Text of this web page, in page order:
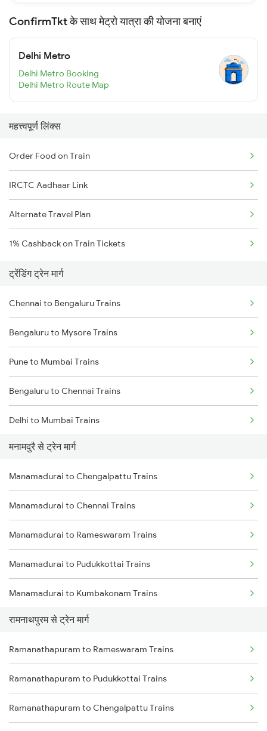
ConfirmTkt के साथ मेट्रो यात्रा की योजना बनाएं
Delhi Metro
Delhi Metro Booking
Delhi Metro Route Map
महत्त्वपूर्ण लिंक्स
Order Food on Train
IRCTC Aadhaar Link
Alternate Travel Plan
1% Cashback on Train Tickets
ट्रेंडिंग ट्रेन मार्ग
Chennai to Bengaluru Trains
Bengaluru to Mysore Trains
Pune to Mumbai Trains
Bengaluru to Chennai Trains
Delhi to Mumbai Trains
Mumbai to Pune Trains
Delhi to Jammu Trains
Mumbai to Delhi Trains
Mumbai to Goa Trains
Chennai to Coimbatore Trains
मनामदुरै से ट्रेन मार्ग
Manamadurai to Chengalpattu Trains
Manamadurai to Chennai Trains
Manamadurai to Rameswaram Trains
Manamadurai to Pudukkottai Trains
Manamadurai to Kumbakonam Trains
Manamadurai to Melmaruvathur Trains
Manamadurai to Madurai Trains
Manamadurai to Mayiladuthurai Trains
Manamadurai to Kanyakumari Trains
रामनाथपुरम से ट्रेन मार्ग
Ramanathapuram to Rameswaram Trains
Ramanathapuram to Pudukkottai Trains
Ramanathapuram to Chengalpattu Trains